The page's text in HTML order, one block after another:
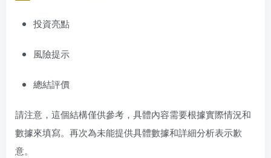
投資亮點
風險提示
總結評價
請注意，這個結構僅供參考，具體內容需要根據實際情況和
數據來填寫。再次為未能提供具體數據和詳細分析表示歉
意。